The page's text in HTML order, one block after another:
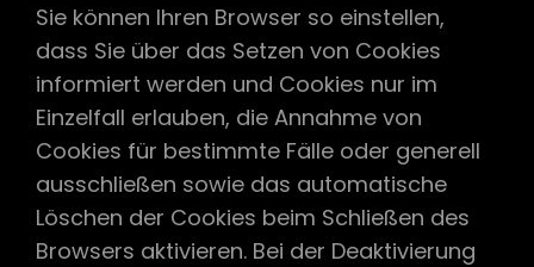
Sie können Ihren Browser so einstellen,
dass Sie über das Setzen von Cookies
informiert werden und Cookies nur im
Einzelfall erlauben, die Annahme von
Cookies für bestimmte Fälle oder generell
ausschließen sowie das automatische
Löschen der Cookies beim Schließen des
Browsers aktivieren. Bei der Deaktivierung